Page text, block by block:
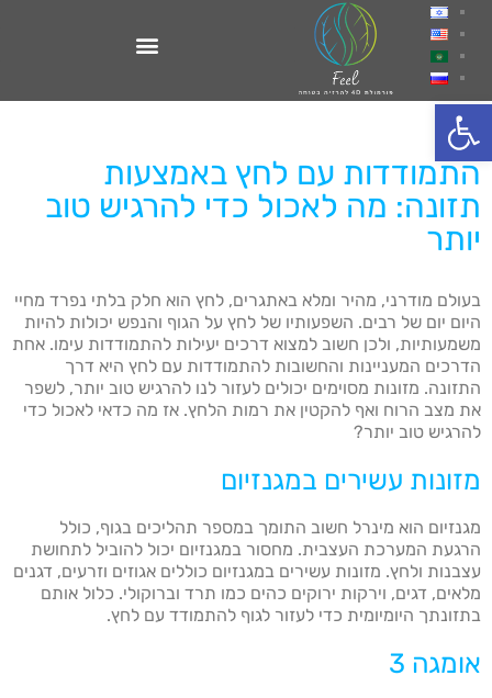
פתח סרגל נגישות
התמודדות עם לחץ באמצעות
תזונה: מה לאכול כדי להרגיש טוב
יותר
בעולם מודרני, מהיר ומלא באתגרים, לחץ הוא חלק בלתי נפרד מחיי
היום יום של רבים. השפעותיו של לחץ על הגוף והנפש יכולות להיות
משמעותיות, ולכן חשוב למצוא דרכים יעילות להתמודדות עימו. אחת
הדרכים המעניינות והחשובות להתמודדות עם לחץ היא דרך
התזונה. מזונות מסוימים יכולים לעזור לנו להרגיש טוב יותר, לשפר
את מצב הרוח ואף להקטין את רמות הלחץ. אז מה כדאי לאכול כדי
להרגיש טוב יותר?
מזונות עשירים במגנזיום
מגנזיום הוא מינרל חשוב התומך במספר תהליכים בגוף, כולל
הרגעת המערכת העצבית. מחסור במגנזיום יכול להוביל לתחושת
עצבנות ולחץ. מזונות עשירים במגנזיום כוללים אגוזים וזרעים, דגנים
מלאים, דגים, וירקות ירוקים כהים כמו תרד וברוקולי. כלול אותם
בתזונתך היומיומית כדי לעזור לגוף להתמודד עם לחץ.
אומגה 3